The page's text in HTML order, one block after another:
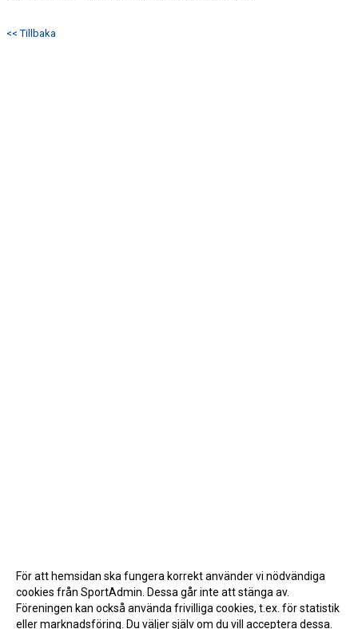
<< Tillbaka
För att hemsidan ska fungera korrekt använder vi nödvändiga
cookies från SportAdmin. Dessa går inte att stänga av.
Föreningen kan också använda frivilliga cookies, t.ex. för statistik
eller marknadsföring. Du väljer själv om du vill acceptera dessa.